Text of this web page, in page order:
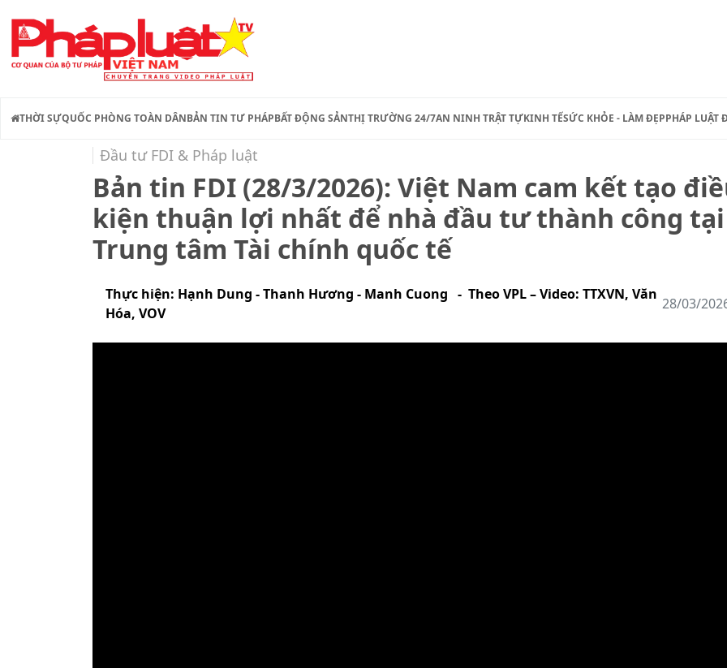
THỜI SỰQUỐC PHÒNG TOÀN DÂNBẢN TIN TƯ PHÁPBẤT ĐỘNG SẢNTHỊ TRƯỜNG 24/7AN NINH TRẬT TỰKINH TẾSỨC KHỎE - LÀM ĐẸPPHÁP LUẬT
Đầu tư FDI & Pháp luật
Bản tin FDI (28/3/2026): Việt Nam cam kết tạo
kiện thuận lợi nhất để nhà đầu tư thành công tại
Trung tâm Tài chính quốc tế
Thực hiện: Hạnh Dung - Thanh Hương - Manh Cuong - Theo VPL – Video: TTXVN, Văn
Hóa, VOV
28/03/